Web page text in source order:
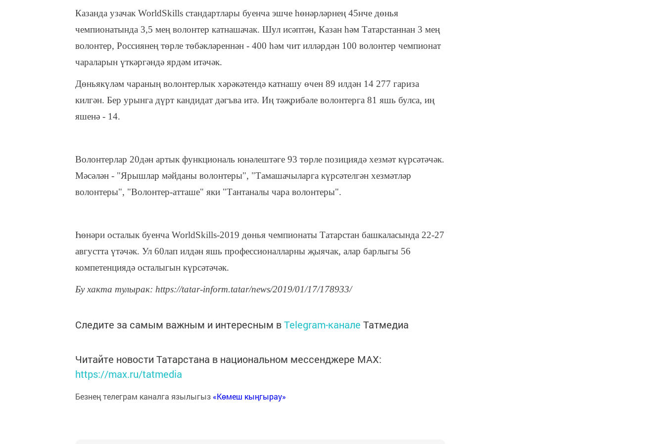
Казанда узачак WorldSkills стандартлары буенча эшче һөнәрләрнең 45нче дөнья
чемпионатында 3,5 мең волонтер катнашачак. Шул исәптән, Казан һәм Татарстаннан 3 мең
волонтер, Россиянең төрле төбәкләреннән - 400 һәм чит илләрдән 100 волонтер чемпионат
чараларын үткәргәндә ярдәм итәчәк.
Дөньякүләм чараның волонтерлык хәрәкәтендә катнашу өчен 89 илдән 14 277 гариза
килгән. Бер урынга дүрт кандидат дәгъва итә. Иң тәҗрибәле волонтерга 81 яшь булса, иң
яшенә - 14.
Волонтерлар 20дән артык функциональ юнәлештәге 93 төрле позициядә хезмәт күрсәтәчәк.
Мәсәлән - "Ярышлар мәйданы волонтеры", "Тамашачыларга күрсәтелгән хезмәтләр
волонтеры", "Волонтер-атташе" яки "Тантаналы чара волонтеры".
Һөнәри осталык буенча WorldSkills-2019 дөнья чемпионаты Татарстан башкаласында 22-27
августта үтәчәк. Ул 60лап илдән яшь профессионалларны җыячак, алар барлыгы 56
компетенциядә осталыгын күрсәтәчәк.
Бу хакта тулырак: https://tatar-inform.tatar/news/2019/01/17/178933/
Следите за самым важным и интересным вTelegram-канале Татмедиа
Читайте новости Татарстана в национальном мессенджере MАХ:
https://max.ru/tatmedia
Безнең телеграм каналга язылыгыз «Көмеш кыңгырау»